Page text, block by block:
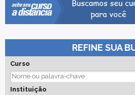
REFINE SUA
Curso
Instituição